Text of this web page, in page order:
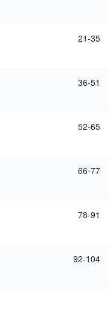
21-35
36-51
52-65
66-77
78-91
92-104